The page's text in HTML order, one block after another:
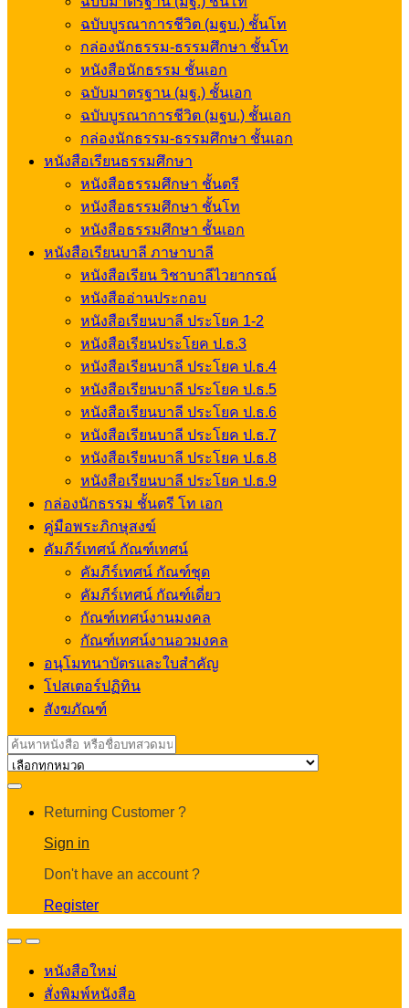
ฉบับบูรณาการชีวิต (มฐบ.) ชั้นโท
กล่องนักธรรม-ธรรมศึกษา ชั้นโท
หนังสือนักธรรม ชั้นเอก
ฉบับมาตรฐาน (มฐ.) ชั้นเอก
ฉบับบูรณาการชีวิต (มฐบ.) ชั้นเอก
กล่องนักธรรม-ธรรมศึกษา ชั้นเอก
หนังสือเรียนธรรมศึกษา
หนังสือธรรมศึกษา ชั้นตรี
หนังสือธรรมศึกษา ชั้นโท
หนังสือธรรมศึกษา ชั้นเอก
หนังสือเรียนบาลี ภาษาบาลี
หนังสือเรียน วิชาบาลีไวยากรณ์
หนังสืออ่านประกอบ
หนังสือเรียนบาลี ประโยค 1-2
หนังสือเรียนประโยค ป.ธ.3
หนังสือเรียนบาลี ประโยค ป.ธ.4
หนังสือเรียนบาลี ประโยค ป.ธ.5
หนังสือเรียนบาลี ประโยค ป.ธ.6
หนังสือเรียนบาลี ประโยค ป.ธ.7
หนังสือเรียนบาลี ประโยค ป.ธ.8
หนังสือเรียนบาลี ประโยค ป.ธ.9
กล่องนักธรรม ชั้นตรี โท เอก
คู่มือพระภิกษุสงฆ์
คัมภีร์เทศน์ กัณฑ์เทศน์
คัมภีร์เทศน์ กัณฑ์ชุด
คัมภีร์เทศน์ กัณฑ์เดี่ยว
กัณฑ์เทศน์งานมงคล
กัณฑ์เทศน์งานอวมงคล
อนุโมทนาบัตรและใบสำคัญ
โปสเตอร์ปฏิทิน
สังฆภัณฑ์
Search
for:
Returning Customer ?
Sign in
Don't have an account ?
Register
OpenClose
หนังสือใหม่
สั่งพิมพ์หนังสือ